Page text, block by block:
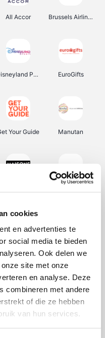
cookies
en advertenties te
social media te bieden
Ook delen we
site met onze
en analyse. Deze
combineren met andere
of die ze hebben
van hun services.
All Accor Brussels Airlines
Disneyland Paris EuroGifts
Your Guide Manutan
Schiesser Interhome